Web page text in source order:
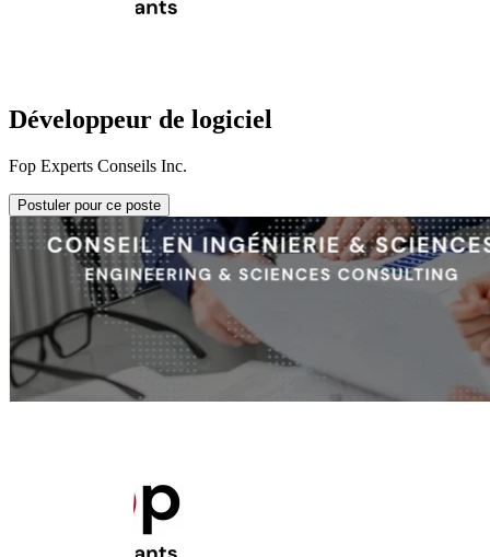
Développeur de logiciel
Fop Experts Conseils Inc.
Postuler pour ce poste